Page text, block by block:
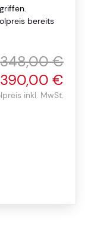
bereits
€
€
inkl. MwSt.